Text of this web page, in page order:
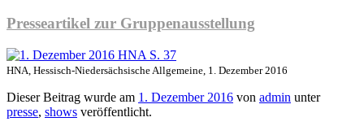
Presseartikel zur Gruppenausstellung
HNA, Hessisch-Niedersächsische Allgemeine, 1. Dezember 2016
Dieser Beitrag wurde am 1. Dezember 2016 von admin unter
presse, shows veröffentlicht.